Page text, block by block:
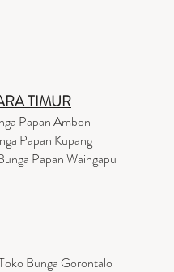
TIMUR
Papan Ambon
Papan Kupang
Papan Waingapu
Bunga Gorontalo